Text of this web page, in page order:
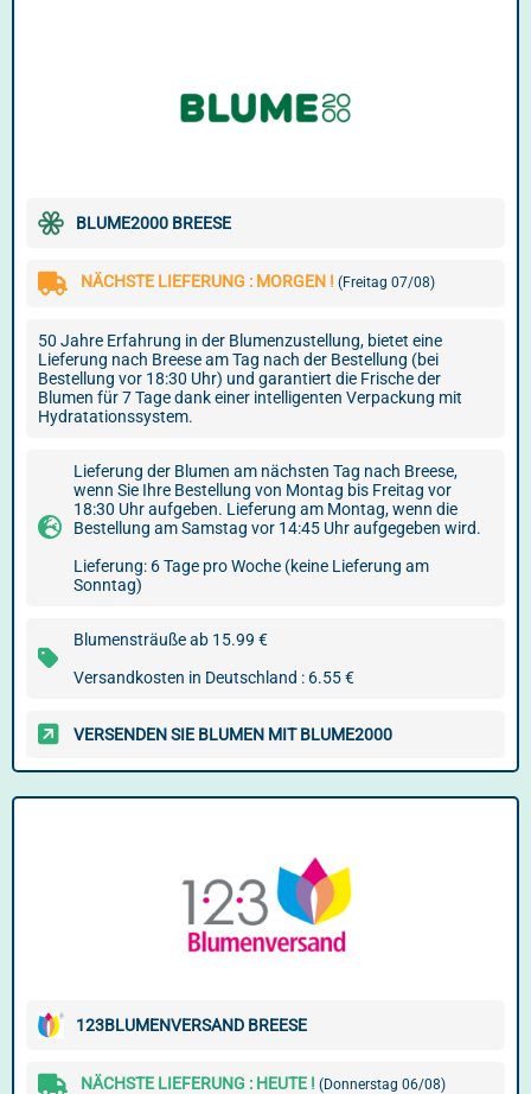
BLUME2000 BREESE
NÄCHSTE LIEFERUNG : MORGEN ! (Freitag 07/08)
50 Jahre Erfahrung in der Blumenzustellung, bietet eine
Lieferung nach Breese am Tag nach der Bestellung (bei
Bestellung vor 18:30 Uhr) und garantiert die Frische der
Blumen für 7 Tage dank einer intelligenten Verpackung mit
Hydratationssystem.
Lieferung der Blumen am nächsten Tag nach Breese,
wenn Sie Ihre Bestellung von Montag bis Freitag vor
18:30 Uhr aufgeben. Lieferung am Montag, wenn die
Bestellung am Samstag vor 14:45 Uhr aufgegeben wird.
Lieferung: 6 Tage pro Woche (keine Lieferung am
Sonntag)
Blumensträuße ab 15.99 €
Versandkosten in Deutschland : 6.55 €
VERSENDEN SIE BLUMEN MIT BLUME2000
123BLUMENVERSAND BREESE
NÄCHSTE LIEFERUNG : HEUTE ! (Donnerstag 06/08)